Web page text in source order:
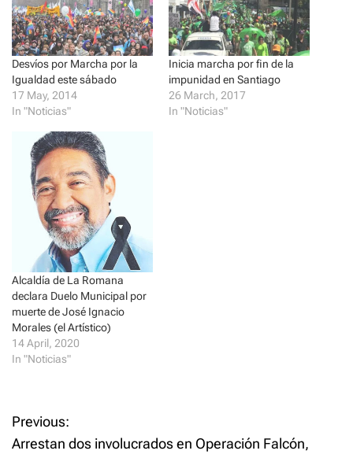
o
n
T
w
i
t
t
e
r
O
e
n
s
i
n
n
e
w
w
i
d
o
w
)
o
n
F
a
c
e
b
o
p
e
n
s
i
n
n
e
w
w
i
n
d
o
w
)
Desvíos por Marcha por la
Igualdad este sábado
17 May, 2014
In "Noticias"
Inicia marcha por fin de la
impunidad en Santiago
26 March, 2017
In "Noticias"
Alcaldía de La Romana
declara Duelo Municipal por
muerte de José Ignacio
Morales (el Artístico)
14 April, 2020
In "Noticias"
P
Previous:
Arrestan dos involucrados en Operación Falcón,